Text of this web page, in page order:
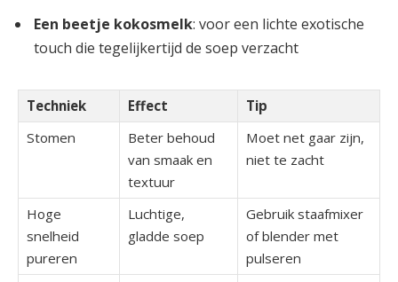
Een beetje kokosmelk: voor een lichte exotische
touch die tegelijkertijd de soep verzacht
Techniek Effect
Tip
Stomen
Beter behoud
van ⁣smaak en
textuur
Moet net gaar zijn,
niet te zacht
Hoge
snelheid
pureren
Luchtige,
gladde ⁢soep
Gebruik staafmixer⁣
of ⁣blender met‌
pulseren